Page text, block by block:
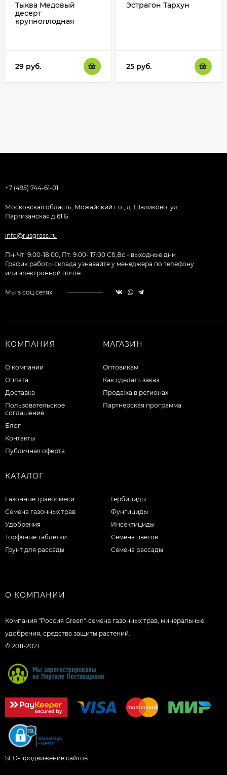
Тыква Медовый
десерт
крупноплодная
29 руб.
Эстрагон Тархун
25 руб.
+7 (495) 744-61-01
Московская область, Можайский г.о., д. Шаликово, ул.
Партизанская д.61 Б
info@rusgrass.ru
Пн-Чт: 9:00-18:00, Пт: 9:00- 17:00 Сб,Вс - выходные дни
График работы склада узнавайте у менеджера по телефону
или электронной почте.
Мы в соц.сетях
КОМПАНИЯ
О компании
Оплата
Доставка
Пользовательское
соглашение
Блог
Контакты
Публичная оферта
МАГАЗИН
Оптовикам
Как сделать заказ
Продажа в регионах
Партнерская программа
КАТАЛОГ
Газонные травосмеси
Семена газонных трав
Удобрения
Торфяные таблетки
Грунт для рассады
Гербициды
Фунгициды
Инсектициды
Семена цветов
Семена рассады
О КОМПАНИИ
Компания "Россия Green"-семена газонных трав, минеральные
удобрения, средства защиты растений.
© 2011-2021
SEO-продвижение сайтов